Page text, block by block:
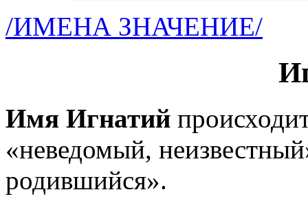
/ИМЕНА ЗНАЧЕНИЕ/
Имя Игнатий
«неведомый,
родившийся».